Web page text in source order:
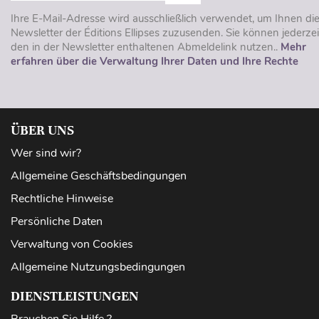
Ihre E-Mail-Adresse wird ausschließlich verwendet, um Ihnen die
Newsletter der Éditions Ellipses zuzusenden. Sie können
den in der Newsletter enthaltenen Abmeldelink nutzen.. Mehr
erfahren über die Verwaltung Ihrer Daten und Ihre Rechte
ÜBER UNS
Wer sind wir?
Allgemeine Geschäftsbedingungen
Rechtliche Hinweise
Persönliche Daten
Verwaltung von Cookies
Allgemeine Nutzungsbedingungen
DIENSTLEISTUNGEN